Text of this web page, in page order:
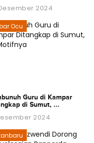
2024
Ocu
Guru di Kampar
di Sumut, ...
2024